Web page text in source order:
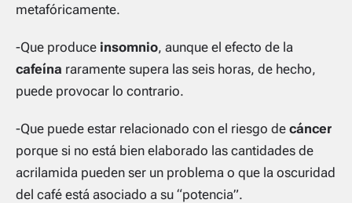
metafóricamente.
-Que produce insomnio, aunque el efecto de la
cafeína raramente supera las seis horas, de hecho,
puede provocar lo contrario.
-Que puede estar relacionado con el riesgo de cáncer
porque si no está bien elaborado las cantidades de
acrilamida pueden ser un problema o que la oscuridad
del café está asociado a su “potencia”.